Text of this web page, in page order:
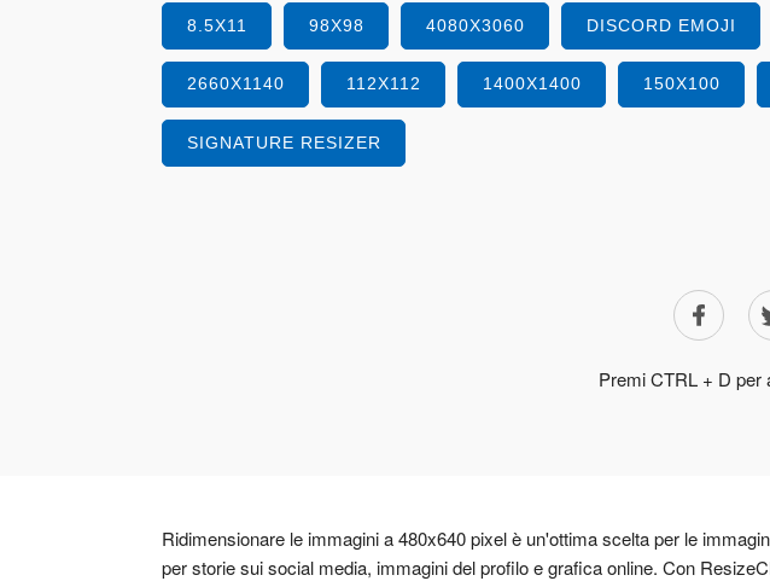
8.5X11 98X98 4080X3060 DISCORD EMOJI
2660X1140 112X112 1400X1400 150X100
SIGNATURE RESIZER
Premi CTRL + D per
Ridimensionare le immagini a 480x640 pixel è un'ottima scelta per le
per storie sui social media, immagini del profilo e grafica online. Con